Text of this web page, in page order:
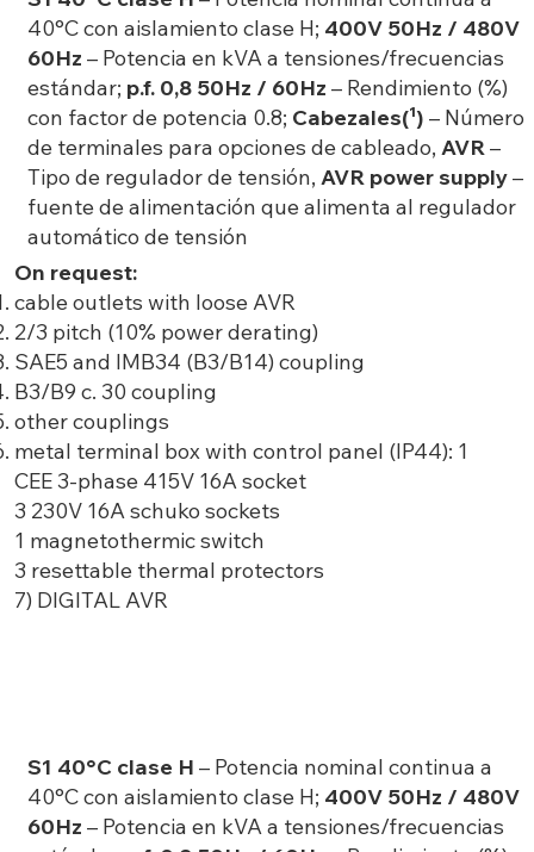
S1 40°C clase H – Potencia nominal continua a
40°C con aislamiento clase H; 400V 50Hz / 480V
60Hz – Potencia en kVA a tensiones/frecuencias
40°C con aislamiento clase H; 400V 50Hz / 480V
60Hz – Potencia en kVA a tensiones/frecuencias
estándar; p.f. 0,8 50Hz / 60Hz – Rendimiento (%)
con factor de potencia 0.8; Cabezales(¹) – Número
de terminales para opciones de cableado, AVR–
Tipo de regulador de tensión, AVR power supply–
fuente de alimentación que alimenta al regulador
automático de tensión
On request:
cable outlets with loose AVR
2/3 pitch (10% power derating)
SAE5 and IMB34 (B3/B14) coupling
B3/B9 c. 30 coupling
other couplings
metal terminal box with control panel (IP44): 1
CEE 3-phase 415V 16A socket
3 230V 16A schuko sockets
1 magnetothermic switch
3 resettable thermal protectors
7) DIGITAL AVR